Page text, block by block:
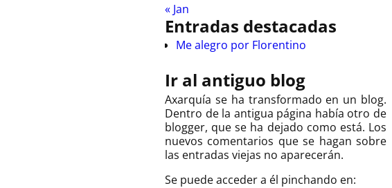
« Jan
Entradas destacadas
Me alegro por Florentino
Ir al antiguo blog
Axarquía se ha transformado en un blog.
Dentro de la antigua página había otro de
blogger, que se ha dejado como está. Los
nuevos comentarios que se hagan sobre
las entradas viejas no aparecerán.
Se puede acceder a él pinchando en: